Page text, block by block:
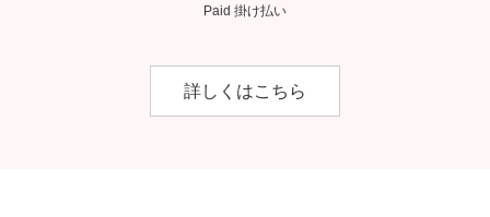
Paid 掛け払い
詳しくはこちら